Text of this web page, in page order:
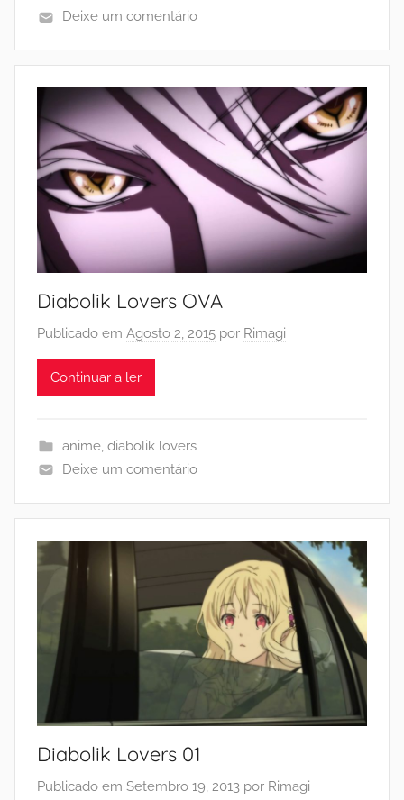
Deixe um comentário
Diabolik Lovers OVA
Publicado em Agosto 2, 2015 por Rimagi
Continuar a ler
anime, diabolik lovers
Deixe um comentário
Diabolik Lovers 01
Publicado em Setembro 19, 2013 por Rimagi